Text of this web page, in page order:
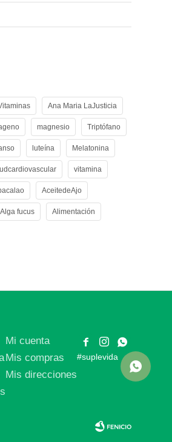
Ana Maria LaJusticia
magnesio Triptófano
luteína Melatonina
vitamina
AceitedeAjo
Alga fucus Alimentación
Mi cuenta
Mis compras
Mis direcciones
 

#suplevida